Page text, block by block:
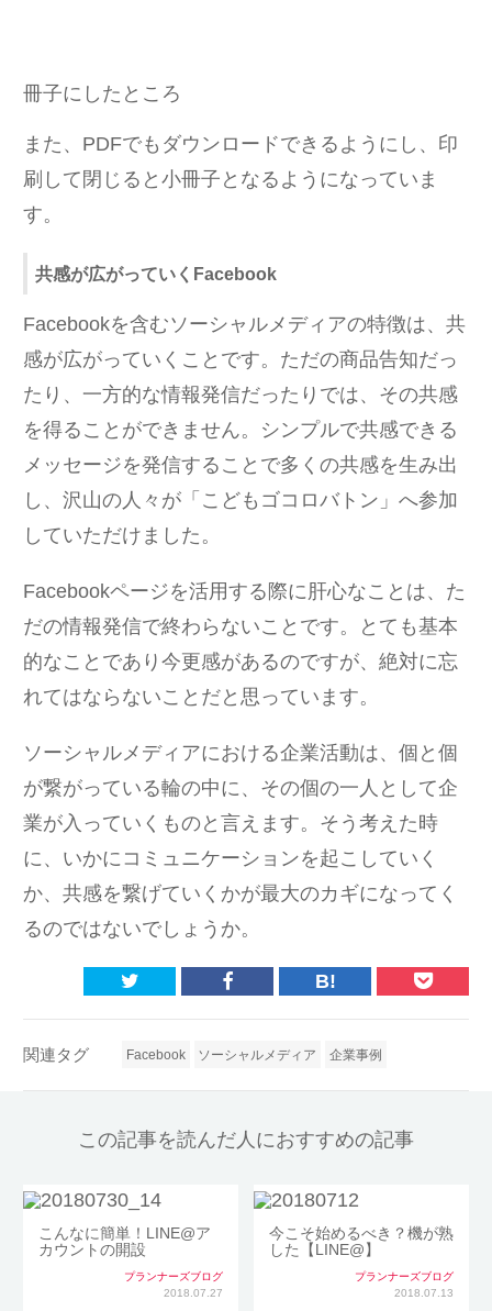
冊子にしたところ
また、PDFでもダウンロードできるようにし、印
刷して閉じると小冊子となるようになっていま
す。
共感が広がっていくFacebook
Facebookを含むソーシャルメディアの特徴は、共
感が広がっていくことです。ただの商品告知だっ
たり、一方的な情報発信だったりでは、その共感
を得ることができません。シンプルで共感できる
メッセージを発信することで多くの共感を生み出
し、沢山の人々が「こどもゴコロバトン」へ参加
していただけました。
Facebookページを活用する際に肝心なことは、た
だの情報発信で終わらないことです。とても基本
的なことであり今更感があるのですが、絶対に忘
れてはならないことだと思っています。
ソーシャルメディアにおける企業活動は、個と個
が繋がっている輪の中に、その個の一人として企
業が入っていくものと言えます。そう考えた時
に、いかにコミュニケーションを起こしていく
か、共感を繋げていくかが最大のカギになってく
るのではないでしょうか。
B!
関連タグ Facebook ソーシャルメディア 企業事例
この記事を読んだ人におすすめの記事
こんなに簡単！LINE@ア
カウントの開設
プランナーズブログ
2018.07.27
今こそ始めるべき？機が熟
した【LINE@】
プランナーズブログ
2018.07.13